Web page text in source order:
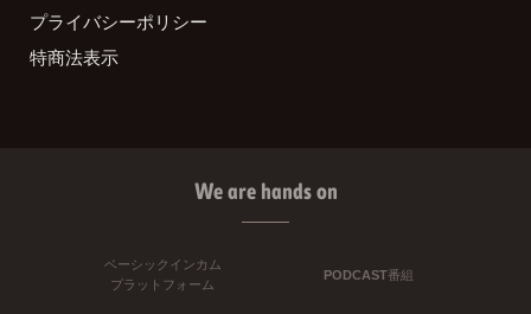
プライバシーポリシー
特商法表示
We are hands on
ベーシックインカム
プラットフォーム
PODCAST番組